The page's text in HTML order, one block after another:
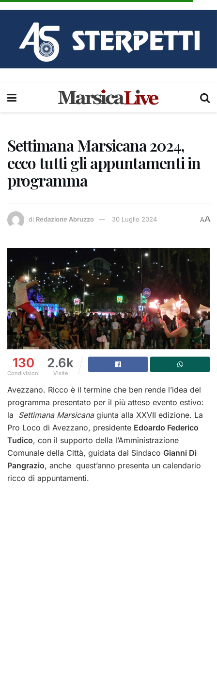
Settimana Marsicana 2024,
ecco tutti gli appuntamenti in
programma
di Redazione Abruzzo 30 Luglio 2024 AA
130
Condivisioni
2.6k
Visite
Avezzano. Ricco è il termine che ben rende l’idea del
programma presentato per il più atteso evento estivo:
la Settimana Marsicanagiunta alla XXVII edizione. La
Pro Loco di Avezzano, presidente Edoardo Federico
Tudico, con il supporto della l’Amministrazione
Comunale della Città, guidata dal Sindaco Gianni Di
Pangrazio, anche quest’anno presenta un calendario
ricco di appuntamenti.